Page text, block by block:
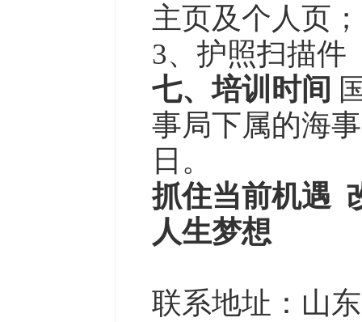
主页及个人页；
3、护照扫描件
七、培训时间
事局下属的海
日。
抓住当前机遇
人生梦想
联系地址：山